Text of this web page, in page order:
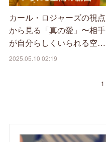
カール・ロジャーズの視点
から見る「真の愛」〜相手
が自分らしくいられる空…
2025.05.10 02:19
1